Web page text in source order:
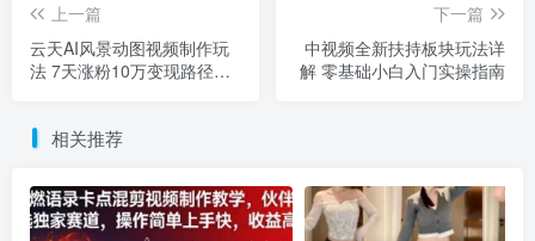
上一篇
云天AI风景动图视频制作玩
法 7天涨粉10万变现路径全
下一篇
中视频全新扶持板块玩法详
解 零基础小白入门实操指南
相关推荐